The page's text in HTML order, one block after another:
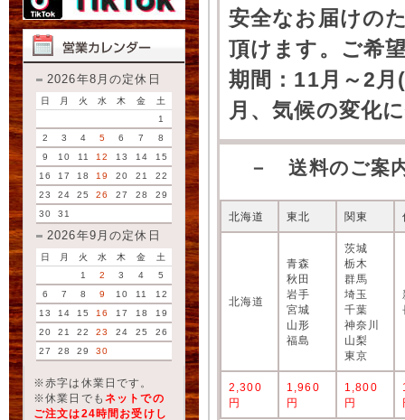
2026年8月の定休日
日 月 火 水 木 金
土
1
2
3 4 5 6 7
8
9
10 11 12 13 14
15
16
17 18 19 20 21
22
23
24 25 26 27 28
29
30
31
2026年9月の定休日
日 月 火 水 木 金
土
1
2 3 4
5
6
7 8 9 10 11
12
13
14 15 16 17 18
19
20
21 22 23 24 25
26
27
28 29 30
※赤字は休業日です。
※休業日でも ネットでの
ご注文は24時間お受けし
安全なお届けの
頂けます。ご希
期間：11月～2
月、気候の変化
－ 送料のご案
北海道 東北 関東
北海道
青森
秋田
岩手
宮城
山形
福島
茨城
栃木
群馬
埼玉
千葉
神奈川
山梨
東京
2,300
円
1,960
円
1,800
円